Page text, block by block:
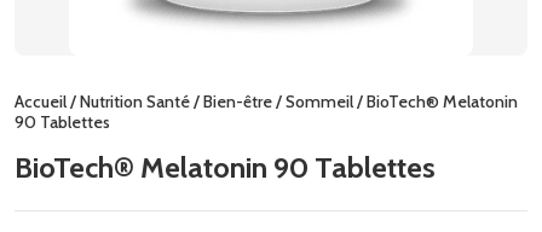
Accueil/Nutrition Santé/Bien-être/Sommeil/ BioTech® Melatonin
90 Tablettes
BioTech® Melatonin 90 Tablettes